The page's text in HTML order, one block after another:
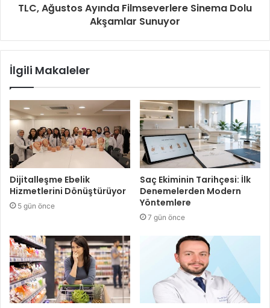
TLC, Ağustos Ayında Filmseverlere Sinema Dolu
Akşamlar Sunuyor
İlgili Makaleler
Dijitalleşme Ebelik
Hizmetlerini Dönüştürüyor
5 gün önce
Saç Ekiminin Tarihçesi: İlk
Denemelerden Modern
Yöntemlere
7 gün önce